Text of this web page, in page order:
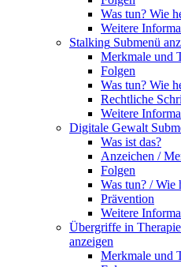
Was tun? Wie
Weitere
Stalking Submenü
Merkmale und
Folgen
Was tun? Wie
Rechtliche
Weitere
Digitale Gewalt
Was ist das?
Anzeichen /
Folgen
Was tun? / Wie
Prävention
Weitere
Übergriffe in
anzeigen
Merkmale und